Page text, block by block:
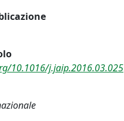
10.1016/j.jaip.2016.03.025